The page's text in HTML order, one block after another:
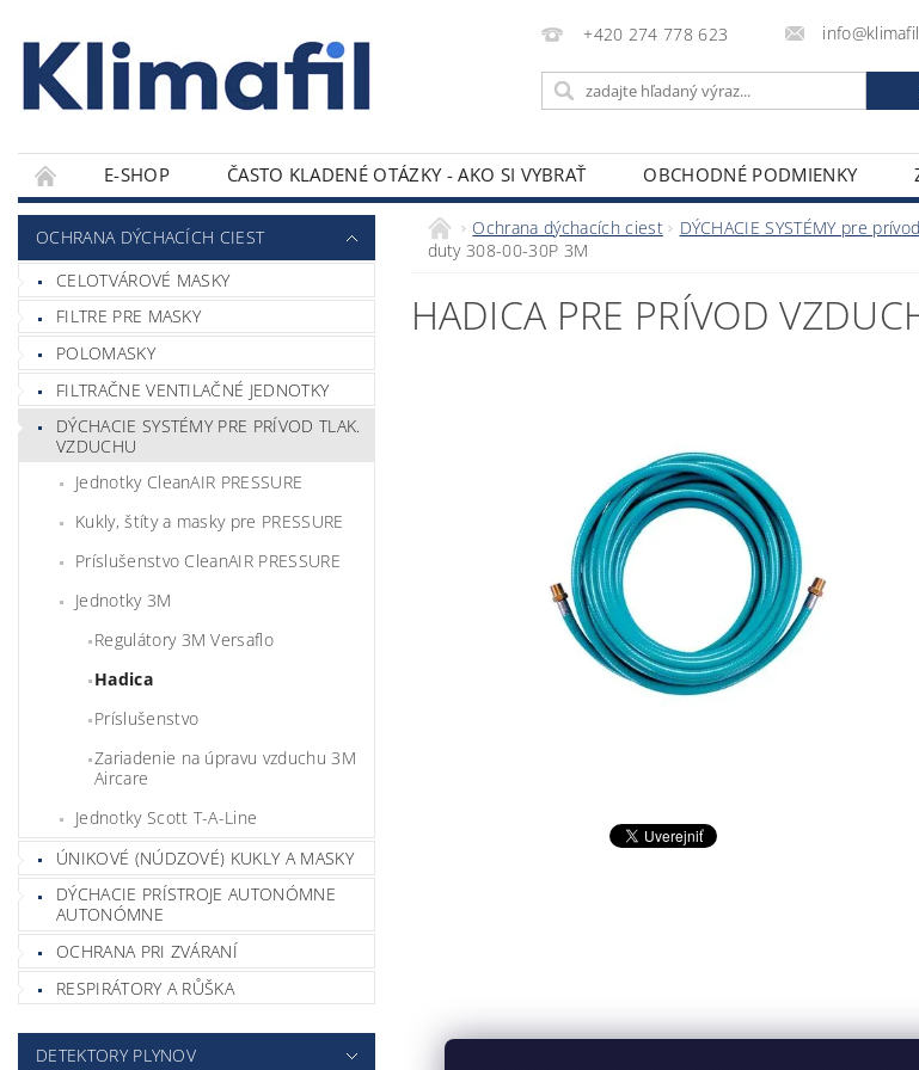
+420 274 778 623
E-SHOP ČASTO KLADENÉ OTÁZKY - AKO SI VYBRAŤ OBCHODNÉ PODMIENKY
KONTAKTY
OCHRANA DÝCHACÍCH CIEST
CELOTVÁROVÉ MASKY
FILTRE PRE MASKY
POLOMASKY
FILTRAČNE VENTILAČNÉ JEDNOTKY
DÝCHACIE SYSTÉMY PRE PRÍVOD TLAK.
VZDUCHU
Jednotky CleanAIR PRESSURE
Kukly, štíty a masky pre PRESSURE
Príslušenstvo CleanAIR PRESSURE
Jednotky 3M
Regulátory 3M Versaflo
Hadica
Príslušenstvo
Zariadenie na úpravu vzduchu 3M
Aircare
Jednotky Scott T-A-Line
ÚNIKOVÉ (NÚDZOVÉ) KUKLY A MASKY
DÝCHACIE PRÍSTROJE AUTONÓMNE
AUTONÓMNE
OCHRANA PRI ZVÁRANÍ
RESPIRÁTORY A RŮŠKA
DETEKTORY PLYNOV
Ochrana dýchacích ciest DÝCHACIE SYSTÉMY pre
duty 308-00-30P 3M
HADICA PRE PRÍVOD